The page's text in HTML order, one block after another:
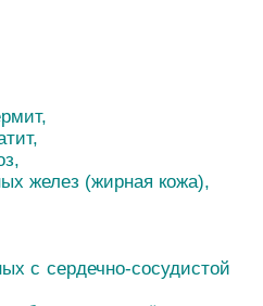
желез (жирная кожа),
с сердечно-сосудистой